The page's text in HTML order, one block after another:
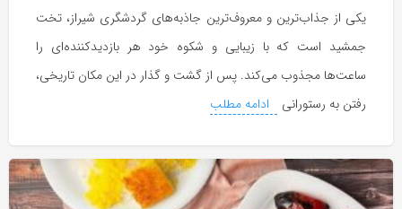
یکی از جذاب‌ترین و معروف‌ترین جاذبه‌های گردشگری شیراز، تخت
جمشید است که با زیبایی و شکوه خود هر بازدیدکننده‌ای را
ساعت‌ها مجذوب می‌کند. پس از گشت و گذار در این مکان تاریخی،
رفتن به رستورانی
ادامه مطلب